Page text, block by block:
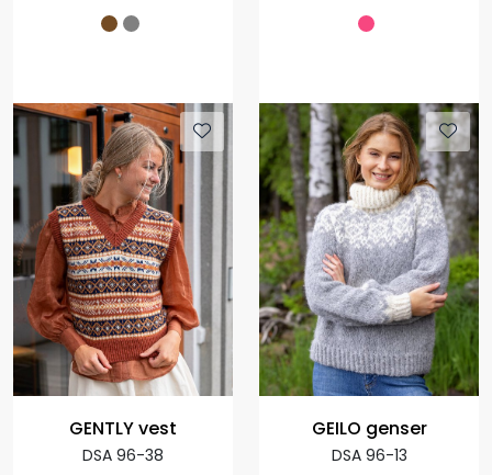
GENTLY vest
DSA 96-38
GEILO genser
DSA 96-13